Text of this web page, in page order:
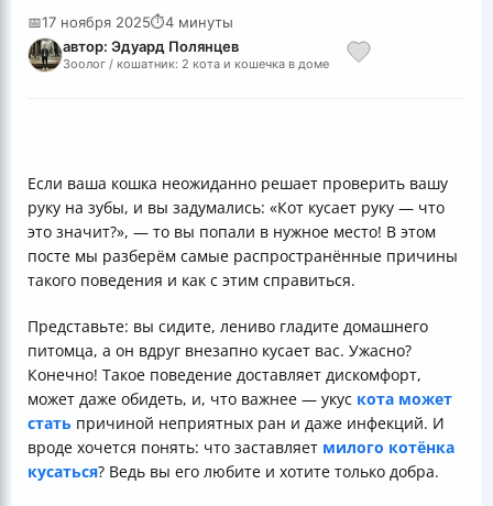
📅17 ноября 2025⏱4 минуты
автор: Эдуард Полянцев
Зоолог / кошатник: 2 кота и кошечка в доме
Если ваша кошка неожиданно решает проверить вашу
руку на зубы, и вы задумались: «Кот кусает руку — что
это значит?», — то вы попали в нужное место! В этом
посте мы разберём самые распространённые причины
такого поведения и как с этим справиться.
Представьте: вы сидите, лениво гладите домашнего
питомца, а он вдруг внезапно кусает вас. Ужасно?
Конечно! Такое поведение доставляет дискомфорт,
может даже обидеть, и, что важнее — укус кота может
стать причиной неприятных ран и даже инфекций. И
вроде хочется понять: что заставляет милого котёнка
кусаться? Ведь вы его любите и хотите только добра.